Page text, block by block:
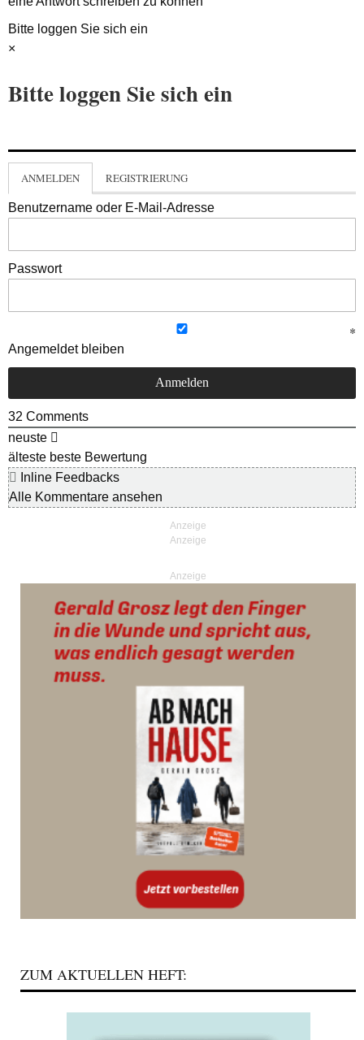
Bitte loggen Sie sich ein
×
Bitte loggen Sie sich ein
ANMELDEN REGISTRIERUNG
Benutzername oder E-Mail-Adresse
Passwort
Angemeldet bleiben
32 Comments
neuste
älteste beste Bewertung
Inline Feedbacks
Alle Kommentare ansehen
Anzeige
ZUM AKTUELLEN HEFT: